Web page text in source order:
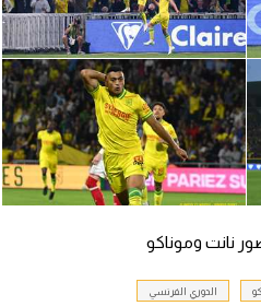
نانت وموناكو
الدوري الفرنسي